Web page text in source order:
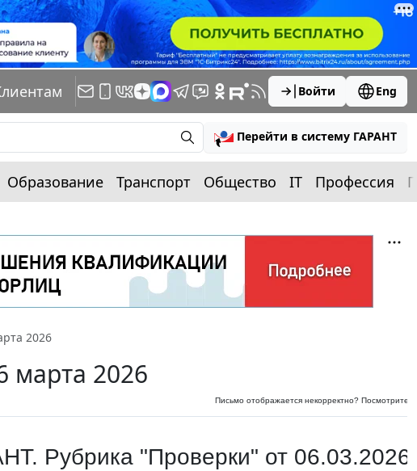
Войти Eng
Перейти в систему ГАРАНТ
Образование Транспорт Общество IT Профессия
2026
марта 2026
Письмо отображается некорректно? Посмотрите
Рубрика "Проверки" от 06.03.2026